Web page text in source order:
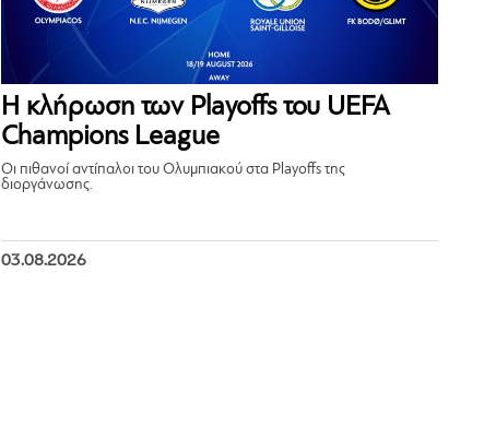
Η κλήρωση των Playoffs του UEFA
Champions League
Οι πιθανοί αντίπαλοι του Ολυμπιακού στα Playoffs της
διοργάνωσης.
03.08.2026